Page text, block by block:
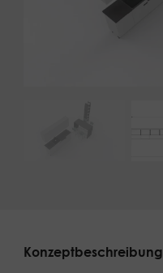
Konzeptbeschreibung